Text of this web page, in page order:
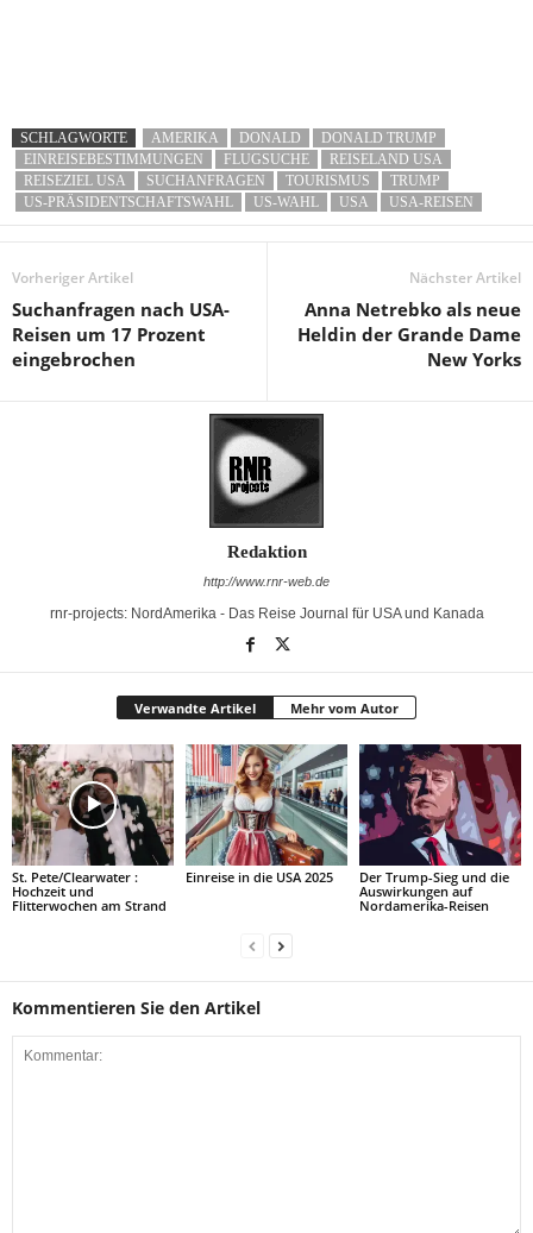
SCHLAGWORTE AMERIKA DONALD
DONALD TRUMP
EINREISEBESTIMMUNGEN
FLUGSUCHE
REISELAND USA
REISEZIEL USA
SUCHANFRAGEN TOURISMUS
TRUMP
US-PRÄSIDENTSCHAFTSWAHL
US-WAHL USA USA-REISEN
Vorheriger Artikel
Suchanfragen nach USA-
Reisen um 17 Prozent
eingebrochen
Nächster Artikel
Anna Netrebko als neue
Heldin der Grande Dame
New Yorks
Redaktion
http://www.rnr-web.de
rnr-projects: NordAmerika - Das Reise Journal für USA und Kanada
Verwandte Artikel Mehr vom Autor
St. Pete/Clearwater :
Hochzeit und
Flitterwochen am Strand
Einreise in die USA 2025
Der Trump-Sieg und die
Auswirkungen auf
Nordamerika-Reisen
Kommentieren Sie den Artikel